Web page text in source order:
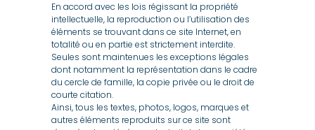
En accord avec les lois régissant la propriété
intellectuelle, la reproduction ou l’utilisation des
éléments se trouvant dans ce site Internet, en
totalité ou en partie est strictement interdite.
Seules sont maintenues les exceptions légales
dont notamment la représentation dans le cadre
du cercle de famille, la copie privée ou le droit de
courte citation.
Ainsi, tous les textes, photos, logos, marques et
autres éléments reproduits sur ce site sont